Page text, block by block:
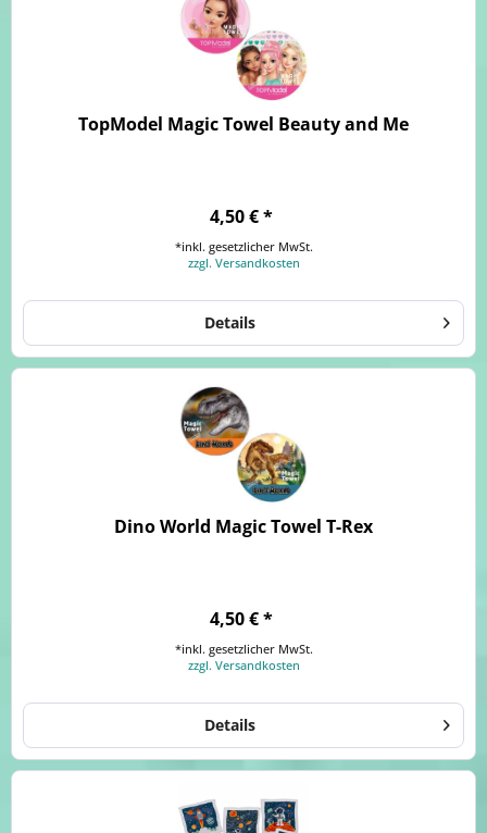
TopModel Magic Towel Beauty and Me
4,50 € *
*inkl. gesetzlicher MwSt.
zzgl. Versandkosten
Details
Dino World Magic Towel T-Rex
4,50 € *
*inkl. gesetzlicher MwSt.
zzgl. Versandkosten
Details